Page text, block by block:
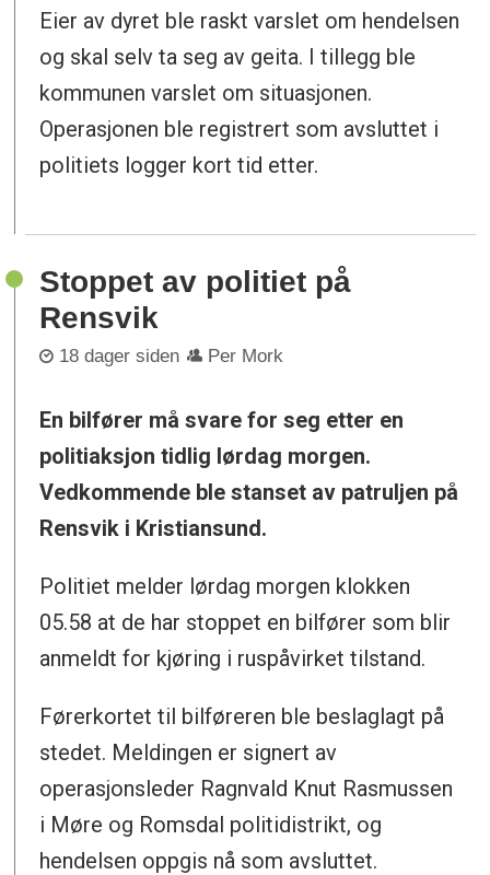
Eier av dyret ble raskt varslet om hendelsen
og skal selv ta seg av geita. I tillegg ble
kommunen varslet om situasjonen.
Operasjonen ble registrert som avsluttet i
politiets logger kort tid etter.
Stoppet av politiet på
Rensvik
18 dager siden Per Mork
En bilfører må svare for seg etter en
politiaksjon tidlig lørdag morgen.
Vedkommende ble stanset av patruljen på
Rensvik i Kristiansund.
Politiet melder lørdag morgen klokken
05.58 at de har stoppet en bilfører som blir
anmeldt for kjøring i ruspåvirket tilstand.
Førerkortet til bilføreren ble beslaglagt på
stedet. Meldingen er signert av
operasjonsleder Ragnvald Knut Rasmussen
i Møre og Romsdal politidistrikt, og
hendelsen oppgis nå som avsluttet.